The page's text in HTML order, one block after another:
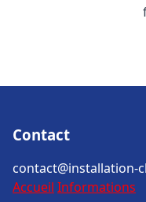
Contact
contact@installation-
Accueil Informations